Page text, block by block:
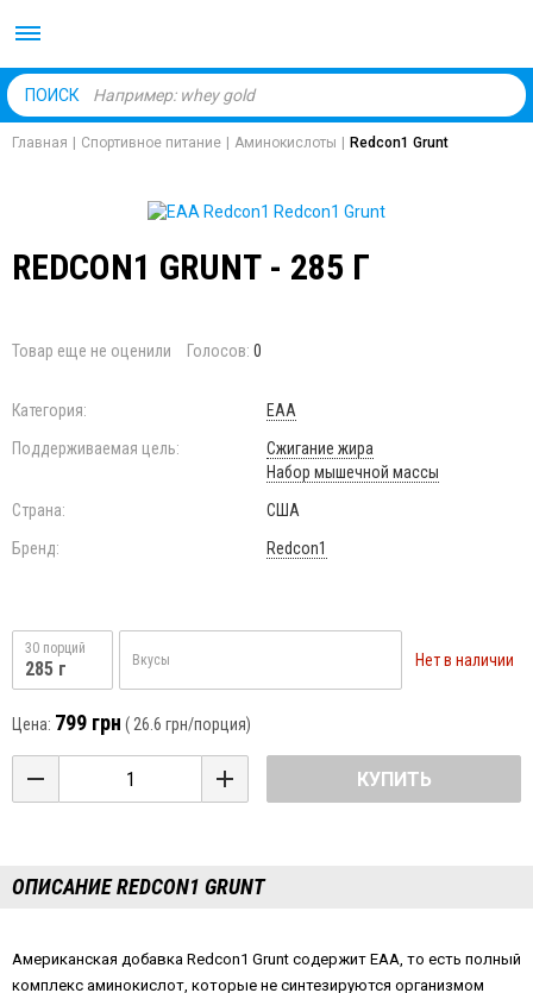
ПОИСК
Главная Спортивное питание Аминокислоты Redcon1 Grunt
REDCON1 GRUNT - 285 Г
Товар еще не оценили Голосов: 0
Категория:
EAA
Поддерживаемая цель:
Сжигание жира
Набор мышечной массы
Страна:
США
Бренд:
Redcon1
30 порций
285 г Вкусы Нет в наличии
Цена: 799 грн (26.6 грн/порция)
КУПИТЬ
ОПИСАНИЕ REDCON1 GRUNT
Американская добавка Redcon1 Grunt содержит EAA, то есть полный
комплекс аминокислот, которые не синтезируются организмом